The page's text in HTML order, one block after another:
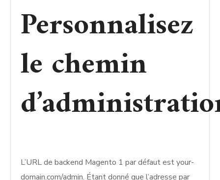
Personnalisez
le chemin
L’URL de backend Magento 1 par défaut est your-
domain.com/admin. Étant donné que l’adresse par